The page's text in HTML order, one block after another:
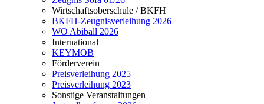
Wirtschaftsoberschule / BKFH
BKFH-Zeugnisverleihung 2026
WO Abiball 2026
International
KEYMOB
Förderverein
Preisverleihung 2025
Preisverleihung 2023
Sonstige Veranstaltungen